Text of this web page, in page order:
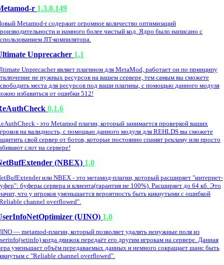
r 1.3.0.149
Metamod-r содержит огромное количество оптимизаций
и намного более чистый код. Ядро было написано с
JIT-компилятора.
Unprecacher 1.1
Unprecacher являет плагином для MetaMod, работает он по принципу
не нужных ресурсов на вашем сервере, тем самым вы сможете
места для ресурсов под ваши плагины, с помощью данного модуля
избавиться от ошибки 512!
0.1.6
- это Metamod плагин, который занимается проверкой ваших
на валидность, с помощью данного модуля для REHLDS вы сможете
свой сервер от ботов, которые постоянно спамят рекламу или просто
слот на сервере!
(NBEX) 1.0
или NBEX - это метамод-плагин, который расширяет "интернет-
буферы сервера и клиента(гарантия не 100%). Расширяет до 64 кб. Это
что у игроков уменьшается вероятность быть кикнутыми с ошибкой
channel overflowed".
(UINO) 1.0
— metamod-плагин, который позволяет удалять ненужные поля из
когда движок передаёт его другим игрокам на сервере. Данная
уменьшает объём передаваемых данных и немного сокращает шанс быть
с "Reliable channel overflowed".